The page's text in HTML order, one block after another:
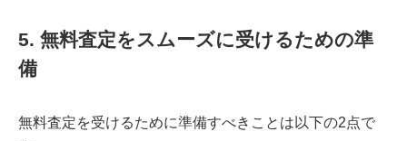
5. 無料査定をスムーズに受けるための準
備
無料査定を受けるために準備すべきことは以下の2点で